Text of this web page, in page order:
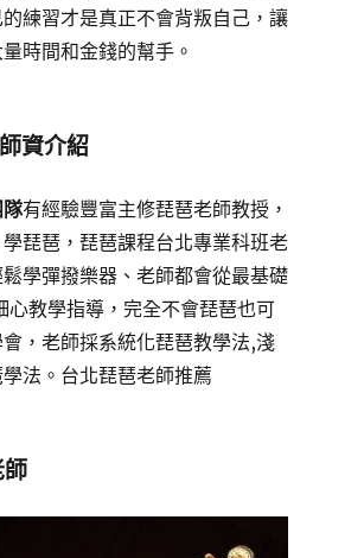
練習才是真正不會背叛自己，讓
時間和金錢的幫手。
資介紹
有經驗豐富主修琵琶老師教授，
琵琶，琵琶課程台北專業科班老
學彈撥樂器、老師都會從最基礎
心教學指導，完全不會琵琶也可
，老師採系統化琵琶教學法,淺
法。台北琵琶老師推薦